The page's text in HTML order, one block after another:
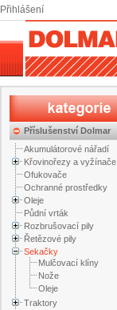
Přihlášení
Příslušenství Dolmar
Akumulátorové nářadí
Křovinořezy a vyžínače
Ofukovače
Ochranné prostředky
Oleje
Půdní vrták
Rozbrušovací pily
Řetězové pily
Sekačky
Mulčovací klíny
Nože
Oleje
Traktory